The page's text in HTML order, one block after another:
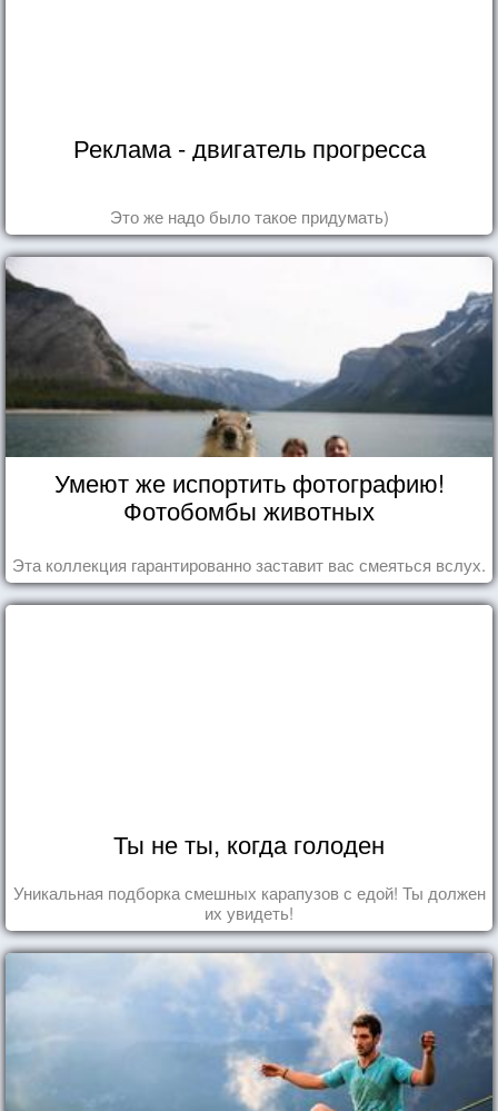
Реклама - двигатель прогресса
Это же надо было такое придумать)
Умеют же испортить фотографию!
Фотобомбы животных
Эта коллекция гарантированно заставит вас смеяться вслух.
Ты не ты, когда голоден
Уникальная подборка смешных карапузов с едой! Ты должен
их увидеть!